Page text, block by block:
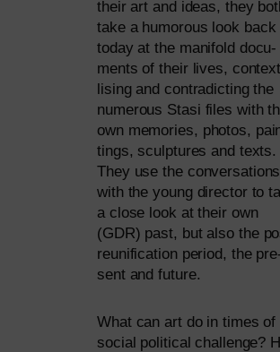
their art and ide­as, they
take a humo­rous look back
today at the mani­fold docu­
ments of their lives,
li­sing and con­tra­dic­ting the
num­e­rous Stasi files with
own memo­ries, pho­tos,
tings, sculp­tures and texts.
They use the con­ver­sa­ti­ons
with the young direc­tor to
a clo­se look at their own
(GDR) past, but also the
reuni­fi­ca­ti­on peri­od, the
sent and future.
What can art do in times of
social poli­ti­cal chall­enge?